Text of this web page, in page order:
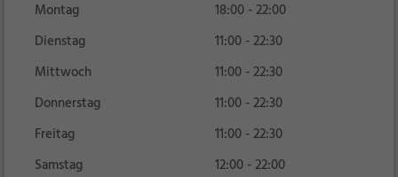
Montag
18:00 - 22:00
Dienstag
11:00 - 22:30
Mittwoch
11:00 - 22:30
Donnerstag
11:00 - 22:30
Freitag
11:00 - 22:30
Samstag
12:00 - 22:00